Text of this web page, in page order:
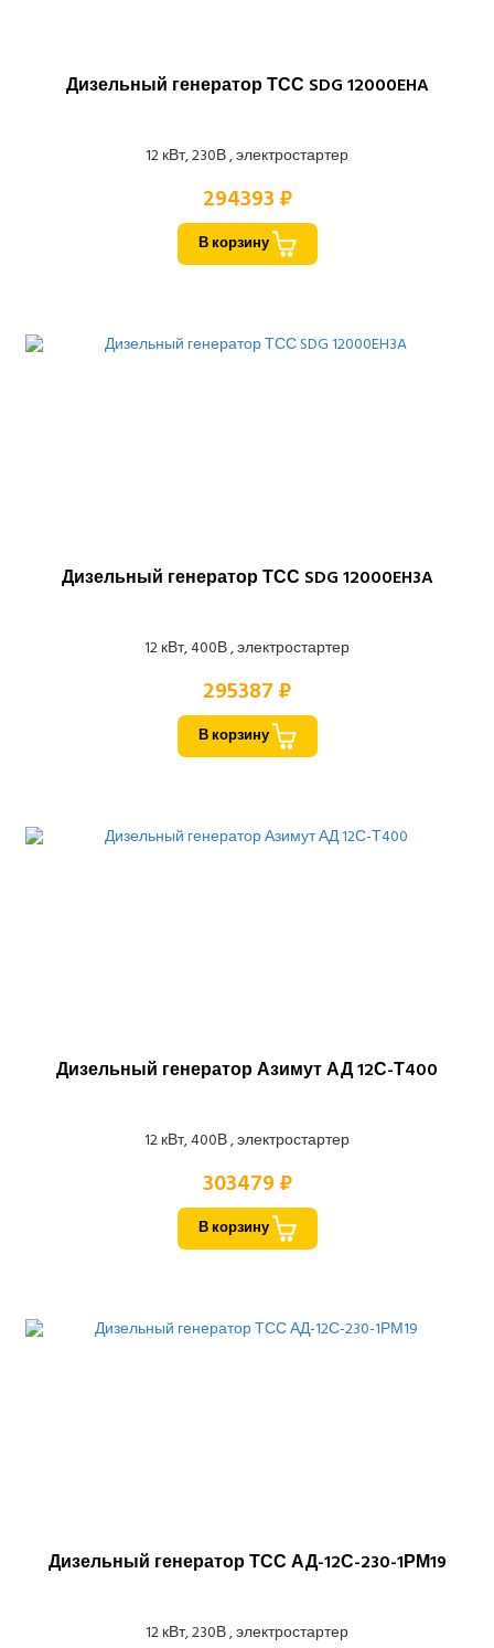
Дизельный генератор ТСС SDG 12000EHA
12 кВт, 230В , электростартер
294393 ₽
В корзину
Дизельный генератор ТСС SDG 12000EH3A
12 кВт, 400В , электростартер
295387 ₽
В корзину
Дизельный генератор Азимут АД 12С-Т400
12 кВт, 400В , электростартер
303479 ₽
В корзину
Дизельный генератор ТСС АД-12С-230-1РМ19
12 кВт, 230В , электростартер